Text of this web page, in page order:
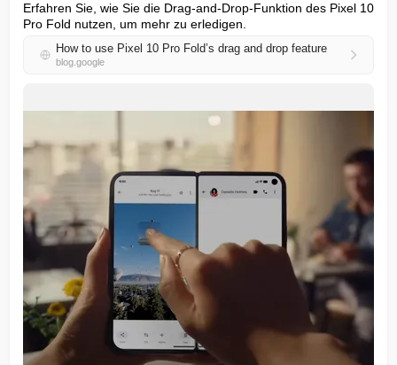
Erfahren Sie, wie Sie die Drag-and-Drop-Funktion des Pixel 10
Pro Fold nutzen, um mehr zu erledigen.
How to use Pixel 10 Pro Fold’s drag and drop feature
blog.google